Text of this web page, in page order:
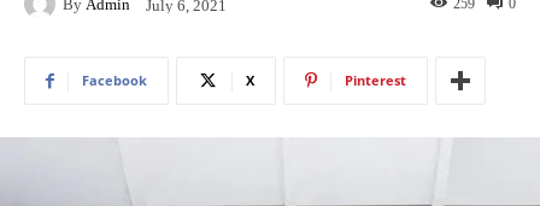
By Admin July 6, 2021 0
259
Facebook X Pinterest